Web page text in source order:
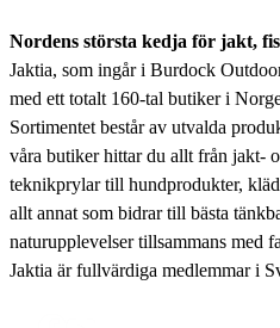
Nordens största kedja för jakt,
Jaktia, som ingår i Burdock
med ett totalt 160-tal butiker i
Sortimentet består av utvalda
våra butiker hittar du allt från jakt-
teknikprylar till hundprodukter,
allt annat som bidrar till bästa
naturupplevelser tillsammans med
Jaktia är fullvärdiga medlemmar i